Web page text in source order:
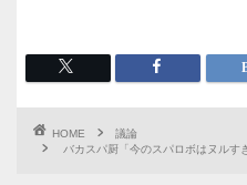
HOME
議論
バカスパ厨「今のスパロボはヌルす